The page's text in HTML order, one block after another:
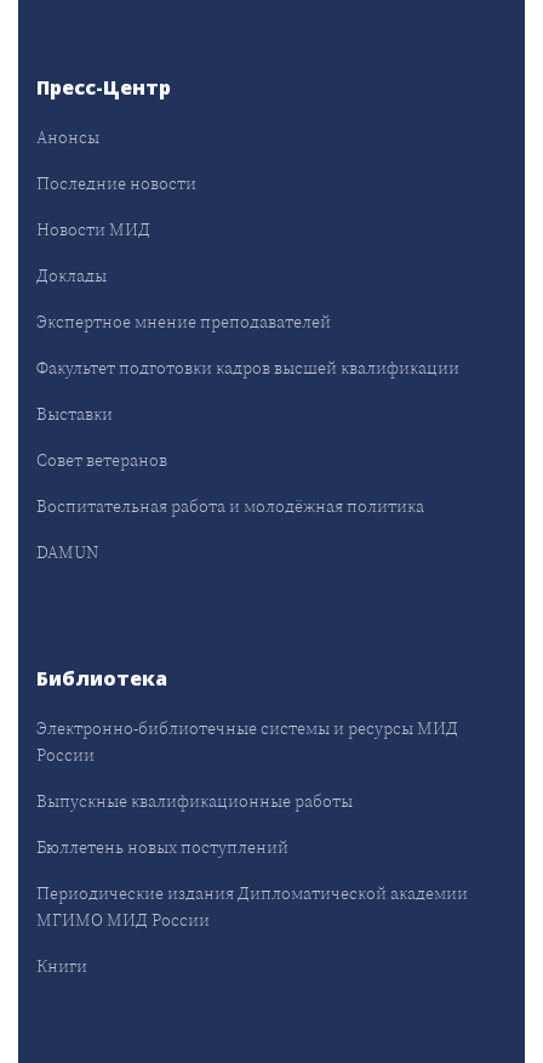
Пресс-Центр
Анонсы
Последние новости
Новости МИД
Доклады
Экспертное мнение преподавателей
Факультет подготовки кадров высшей квалификации
Выставки
Совет ветеранов
Воспитательная работа и молодёжная политика
DAMUN
Библиотека
Электронно-библиотечные системы и ресурсы МИД
России
Выпускные квалификационные работы
Бюллетень новых поступлений
Периодические издания Дипломатической академии
МГИМО МИД России
Книги